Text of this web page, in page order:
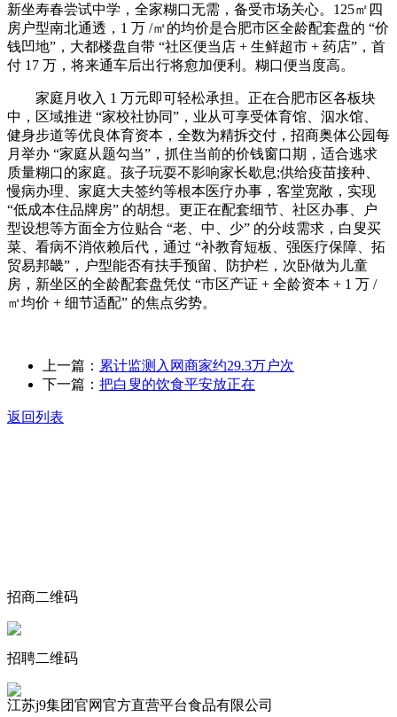
新坐寿春尝试中学，全家糊口无需，备受市场关心。125㎡四
房户型南北通透，1 万 /㎡的均价是合肥市区全龄配套盘的 “价
钱凹地”，大都楼盘自带 “社区便当店 + 生鲜超市 + 药店”，首
付 17 万，将来通车后出行将愈加便利。糊口便当度高。
家庭月收入 1 万元即可轻松承担。正在合肥市区各板块
中，区域推进 “家校社协同”，业从可享受体育馆、泅水馆、
健身步道等优良体育资本，全数为精拆交付，招商奥体公园每
月举办 “家庭从题勾当”，抓住当前的价钱窗口期，适合逃求
质量糊口的家庭。孩子玩耍不影响家长歇息;供给疫苗接种、
慢病办理、家庭大夫签约等根本医疗办事，客堂宽敞，实现
“低成本住品牌房” 的胡想。更正在配套细节、社区办事、户
型设想等方面全方位贴合 “老、中、少” 的分歧需求，白叟买
菜、看病不消依赖后代，通过 “补教育短板、强医疗保障、拓
贸易邦畿”，户型能否有扶手预留、防护栏，次卧做为儿童
房，新坐区的全龄配套盘凭仗 “市区产证 + 全龄资本 + 1 万 /
㎡均价 + 细节适配” 的焦点劣势。
上一篇： 累计监测入网商家约29.3万户次
下一篇： 把白叟的饮食平安放正在
返回列表
招商二维码
招聘二维码
江苏j9集团官网官方直营平台食品有限公司